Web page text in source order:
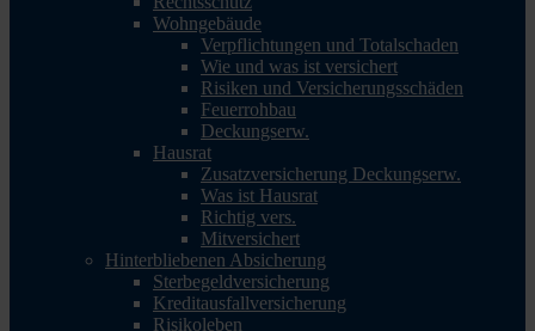
Wohngebäude
Verpflichtungen und Totalschaden
Wie und was ist versichert
Risiken und Versicherungsschäden
Feuerrohbau
Deckungserw.
Hausrat
Zusatzversicherung Deckungserw.
Was ist Hausrat
Richtig vers.
Mitversichert
Hinterbliebenen Absicherung
Sterbegeldversicherung
Kreditausfallversicherung
Risikoleben